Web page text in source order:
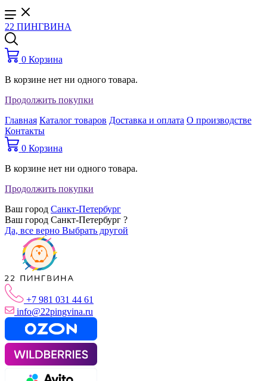
22 ПИНГВИНА
0 Корзина
В корзине нет ни одного товара.
Продолжить покупки
Главная Каталог товаров Доставка и оплата О производстве
Контакты
0 Корзина
В корзине нет ни одного товара.
Продолжить покупки
Ваш город Санкт-Петербург
Ваш город Санкт-Петербург ?
Да, все верно Выбрать другой
+7 981 031 44 61
info@22pingvina.ru